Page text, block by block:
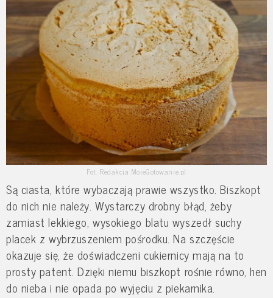
Fot. Redakcja MojeGotowanie.pl
Są ciasta, które wybaczają prawie wszystko. Biszkopt
do nich nie należy. Wystarczy drobny błąd, żeby
zamiast lekkiego, wysokiego blatu wyszedł suchy
placek z wybrzuszeniem pośrodku. Na szczęście
okazuje się, że doświadczeni cukiernicy mają na to
prosty patent. Dzięki niemu biszkopt rośnie równo, hen
do nieba i nie opada po wyjęciu z piekarnika.